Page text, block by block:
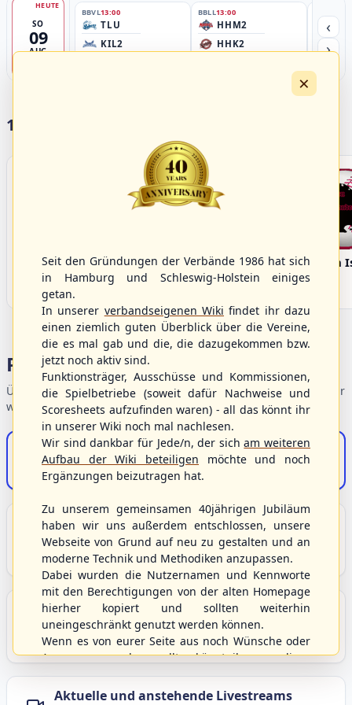
SO
09
AUG
HEUTE
BBVL13:00
TLU
KIL2
BBLL13:00
HHM2
HHK2
‹
›
17 Vereine im S/HBV
Bargenstedt
Beavers
Elmshorn Alligators Fehmarn
Portalbereiche
Übersicht der Verbandsbereiche – wählen Sie einen Einstieg für
weiterführende Informationen.
S/HBV-Shop
Der Onlineshop des S/HBV
Unser Sport
Grundlagen und Hintergründe zu Baseball, Softball
und Baseball5.
Berichte und Neuigkeiten
Aktuelle Meldungen, Berichte und Nachrichten aus
dem S/HBV, Deutschland und der Welt.
Aktuelle und anstehende Livestreams
×
Seit den Gründungen der Verbände 1986 hat sich
in Hamburg und Schleswig-Holstein einiges
getan.
In unserer verbandseigenen Wiki findet ihr dazu
einen ziemlich guten Überblick über die Vereine,
die es mal gab und die, die dazugekommen bzw.
jetzt noch aktiv sind.
Funktionsträger, Ausschüsse und Kommissionen,
die Spielbetriebe (soweit dafür Nachweise und
Scoresheets aufzufinden waren) - all das könnt ihr
in unserer Wiki noch mal nachlesen.
Wir sind dankbar für Jede/n, der sicham weiteren
Aufbau der Wiki beteiligen möchte und noch
Ergänzungen beizutragen hat.
Zu unserem gemeinsamen 40jährigen Jubiläum
haben wir uns außerdem entschlossen, unsere
Webseite von Grund auf neu zu gestalten und an
moderne Technik und Methodiken anzupassen.
Dabei wurden die Nutzernamen und Kennworte
mit den Berechtigungen von der alten Homepage
hierher kopiert und sollten weiterhin
uneingeschränkt genutzt werden können.
Wenn es von eurer Seite aus noch Wünsche oder
Anregungen geben sollte, könnt ihr uns diese
gerne an die Verbandsadresseinfo@shbvnet.de
schicken.